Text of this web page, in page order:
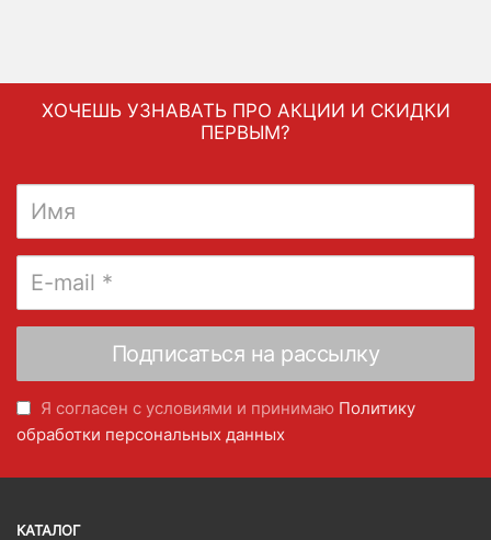
ХОЧЕШЬ УЗНАВАТЬ ПРО АКЦИИ И СКИДКИ
ПЕРВЫМ?
Я согласен с условиями и принимаю Политику
обработки персональных данных
КАТАЛОГ